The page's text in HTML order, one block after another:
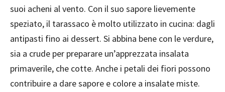
suoi acheni al vento. Con il suo sapore lievemente
speziato, il tarassaco è molto utilizzato in cucina: dagli
antipasti fino ai dessert. Si abbina bene con le verdure,
sia a crude per preparare un’apprezzata insalata
primaverile, che cotte. Anche i petali dei fiori possono
contribuire a dare sapore e colore a insalate miste.